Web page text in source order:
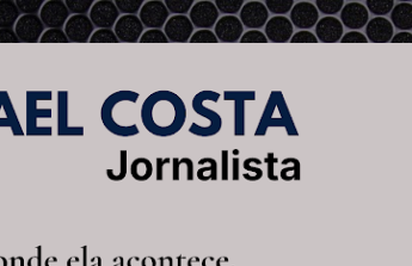
Pular para o conteúdo principal